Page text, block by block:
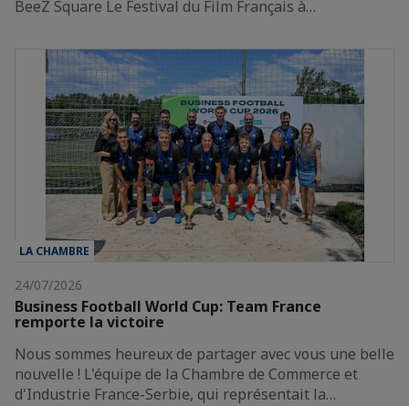
BeeZ Square Le Festival du Film Français à…
LA CHAMBRE
24/07/2026
Business Football World Cup: Team France
remporte la victoire
Nous sommes heureux de partager avec vous une belle
nouvelle ! L'équipe de la Chambre de Commerce et
d'Industrie France-Serbie, qui représentait la…